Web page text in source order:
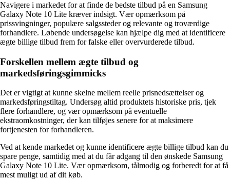
Navigere i markedet for at finde de bedste tilbud på en Samsung
Galaxy Note 10 Lite kræver indsigt. Vær opmærksom på
prissvingninger, populære salgssteder og relevante og troværdige
forhandlere. Løbende undersøgelse kan hjælpe dig med at identificere
ægte billige tilbud frem for falske eller overvurderede tilbud.
Forskellen mellem ægte tilbud og
markedsføringsgimmicks
Det er vigtigt at kunne skelne mellem reelle prisnedsættelser og
markedsføringstiltag. Undersøg altid produktets historiske pris, tjek
flere forhandlere, og vær opmærksom på eventuelle
ekstraomkostninger, der kan tilføjes senere for at maksimere
fortjenesten for forhandleren.
Ved at kende markedet og kunne identificere ægte billige tilbud kan du
spare penge, samtidig med at du får adgang til den ønskede Samsung
Galaxy Note 10 Lite. Vær opmærksom, tålmodig og forberedt for at få
mest muligt ud af dit køb.